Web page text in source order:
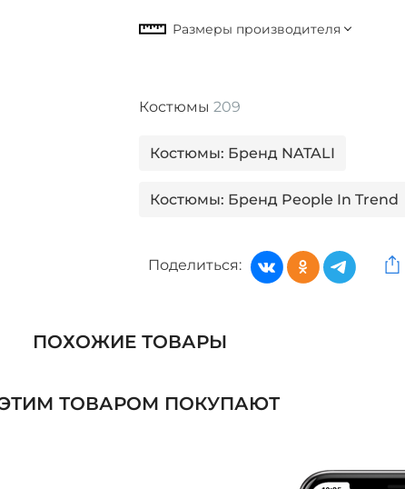
Костюмы 209
Костюмы: Бренд NATALI
Костюмы: Бренд People In Trend
Костюмы: Бренд ТМ ТЕКСПЛЮС
Женская одежда: Бренд Еленди
Поделиться:
ПОХОЖИЕ ТОВАРЫ
ТОВАРОМ ПОКУПАЮТ